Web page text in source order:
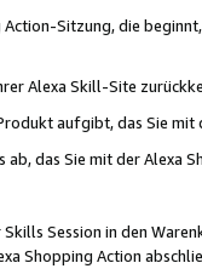
Sitzung, die
Alexa Skill-Site
aufgibt, das Sie mit
ab, das Sie mit der Alexa
Session in den
Shopping Action